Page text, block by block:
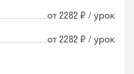
от 2282 ₽ / урок
от 2282 ₽ / урок